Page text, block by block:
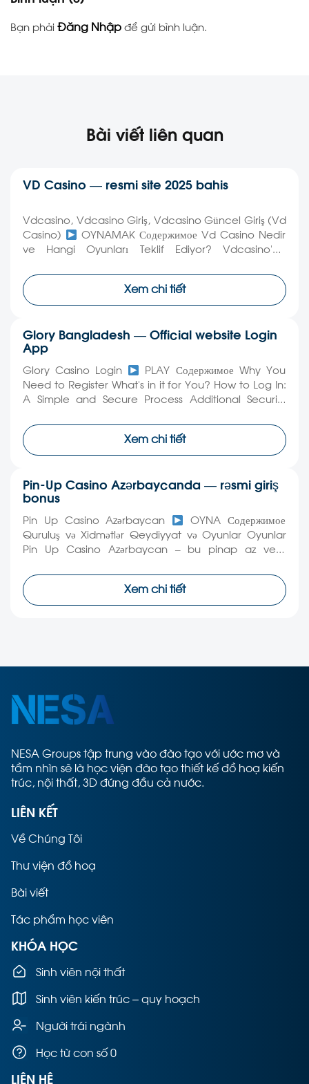
Bạn phải Đăng Nhậpđể gửi bình luận.
Bài viết liên quan
VD Casino — resmi site 2025 bahis
Vdcasino, Vdcasino Giriş, Vdcasino Güncel Giriş (Vd
Casino)
OYNAMAK Содержимое Vd Casino Nedir
ve Hangi Oyunları Teklif Ediyor? Vdcasino’da
Kasino Oyunları Spor Oyunları Vdcasino mobil giriş
ve güncel giriş yöntemleriyle oyunlarımıza kolay
erişim sağlıyor. Vd Casino giriş sayfasından güvenli ve
sorunsuz giriş deneyimi […]
Xem chi tiết
Glory Bangladesh — Official website Login
App
Glory Casino Login
PLAY Содержимое Why You
Need to Register What’s in it for You? How to Log In:
A Simple and Secure Process Additional Security
for Glory Casino Online Glory Casino Login Issues Are
you ready to experience the thrill of online gaming
with Glory Casino? With […]
Xem chi tiết
Pin-Up Casino Azərbaycanda — rəsmi giriş
bonus
Pin Up Casino Azərbaycan
OYNA Содержимое
Quruluş və Xidmətlər Qeydiyyat və Oyunlar Oyunlar
Pin Up Casino Azərbaycan – bu pinap az veb-
milyonlarla məşhur qız qız qız qız qız qız qız qız qız qız
qız qız qız qız qız qız qız qız qız qız qız qız qız qız […]
Xem chi tiết
NESA Groups tập trung vào đào tạo với ước mơ và
tầm nhìn sẽ là học viện đào tạo thiết kế đồ hoạ kiến
trúc, nội thất, 3D đứng đầu cả nước.
LIÊN KẾT
Về Chúng Tôi
Thư viện đồ hoạ
Bài viết
Tác phẩm học viên
KHÓA HỌC
Sinh viên nội thất
Sinh viên kiến trúc – quy hoạch
Người trái ngành
Học từ con số 0
LIÊN HỆ